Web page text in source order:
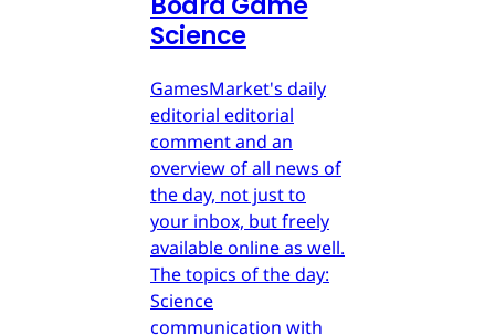
Science
GamesMarket's daily
editorial editorial
comment and an
overview of all news of
the day, not just to
your inbox, but freely
available online as well.
The topics of the day:
Science
communication with